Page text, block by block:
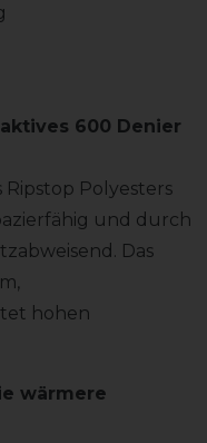
600 Denier
Ripstop Polyesters
und durch
Das
hohen
wärmere